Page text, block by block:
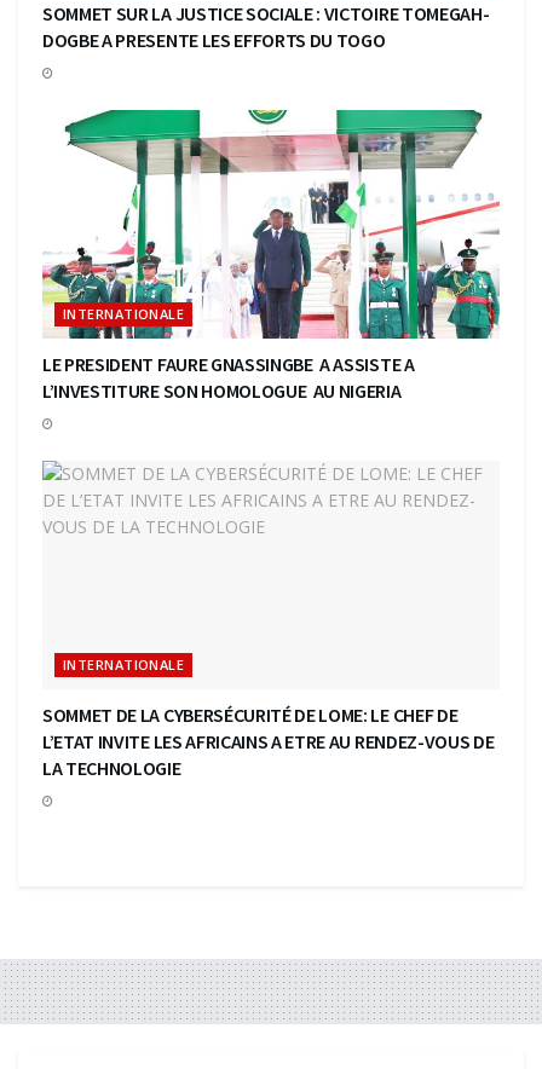
SOMMET SUR LA JUSTICE SOCIALE : VICTOIRE TOMEGAH-
DOGBE A PRESENTE LES EFFORTS DU TOGO
INTERNATIONALE
LE PRESIDENT FAURE GNASSINGBE A ASSISTE A
L’INVESTITURE SON HOMOLOGUE AU NIGERIA
INTERNATIONALE
SOMMET DE LA CYBERSÉCURITÉ DE LOME: LE CHEF DE
L’ETAT INVITE LES AFRICAINS A ETRE AU RENDEZ-VOUS DE
LA TECHNOLOGIE